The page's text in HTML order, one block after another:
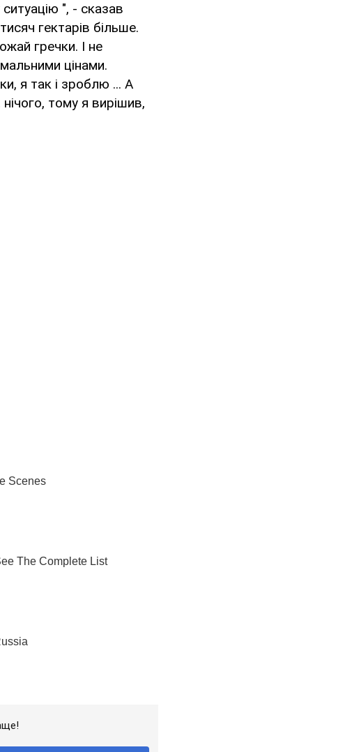
", - сказав
гектарів більше.
гречки. І не
цінами.
я так і зроблю ... А
тому я вирішив,